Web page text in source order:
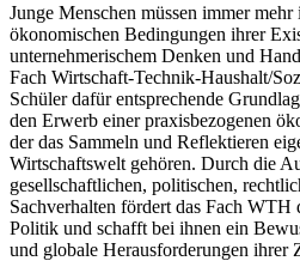
Junge Menschen müssen immer
ökonomischen Bedingungen ihrer
unternehmerischem Denken und
Fach Wirtschaft-Technik-Haushalt/
Schüler dafür entsprechende
den Erwerb einer praxisbezogenen
der das Sammeln und Reflektieren
Wirtschaftswelt gehören. Durch die
gesellschaftlichen, politischen,
Sachverhalten fördert das Fach WTH
Politik und schafft bei ihnen ein
und globale Herausforderungen ihrer